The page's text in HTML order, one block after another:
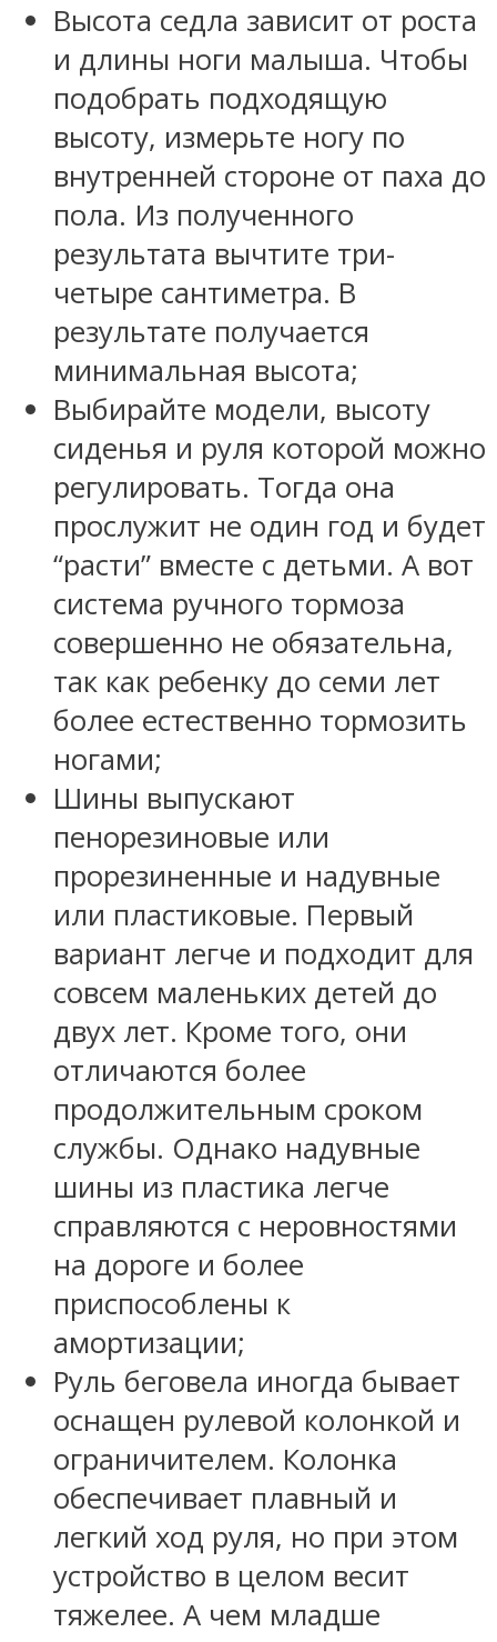
Высота седла зависит от роста
и длины ноги малыша. Чтобы
подобрать подходящую
высоту, измерьте ногу по
внутренней стороне от паха до
пола. Из полученного
результата вычтите три-
четыре сантиметра. В
результате получается
минимальная высота;
Выбирайте модели, высоту
сиденья и руля которой можно
регулировать. Тогда она
прослужит не один год и будет
“расти” вместе с детьми. А вот
система ручного тормоза
совершенно не обязательна,
так как ребенку до семи лет
более естественно тормозить
ногами;
Шины выпускают
пенорезиновые или
прорезиненные и надувные
или пластиковые. Первый
вариант легче и подходит для
совсем маленьких детей до
двух лет. Кроме того, они
отличаются более
продолжительным сроком
службы. Однако надувные
шины из пластика легче
справляются с неровностями
на дороге и более
приспособлены к
амортизации;
Руль беговела иногда бывает
оснащен рулевой колонкой и
ограничителем. Колонка
обеспечивает плавный и
легкий ход руля, но при этом
устройство в целом весит
тяжелее. А чем младше